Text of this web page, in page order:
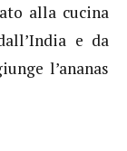
alla cucina
e da
l’ananas